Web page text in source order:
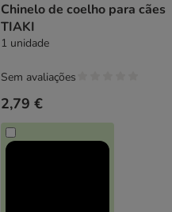
Chinelo de coelho para cães
TIAKI
1 unidade
2,79 €
Sem avaliações